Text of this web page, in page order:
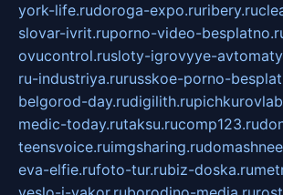
york-life.rudoroga-expo.ruribery.ru
slovar-ivrit.ruporno-video-
ovucontrol.rusloty-igrovyye-
ru-industriya.rurusskoe-porno-
belgorod-day.rudigilith.ru
medic-today.rutaksu.rucomp123.ru
teensvoice.ruimgsharing.ru
eva-elfie.rufoto-tur.rubiz-doska.ru